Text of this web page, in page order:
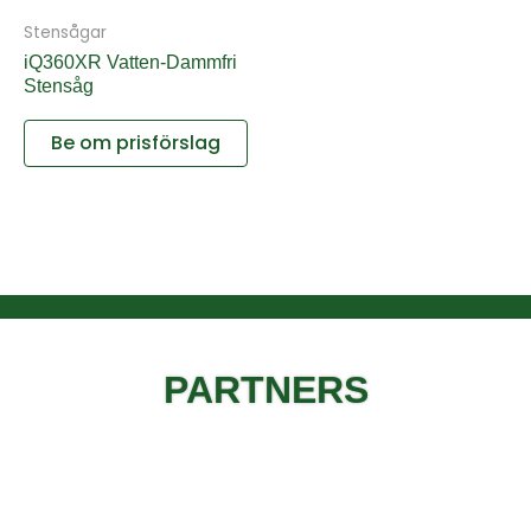
Stensågar
iQ360XR Vatten-Dammfri
Stensåg
Be om prisförslag
PARTNERS